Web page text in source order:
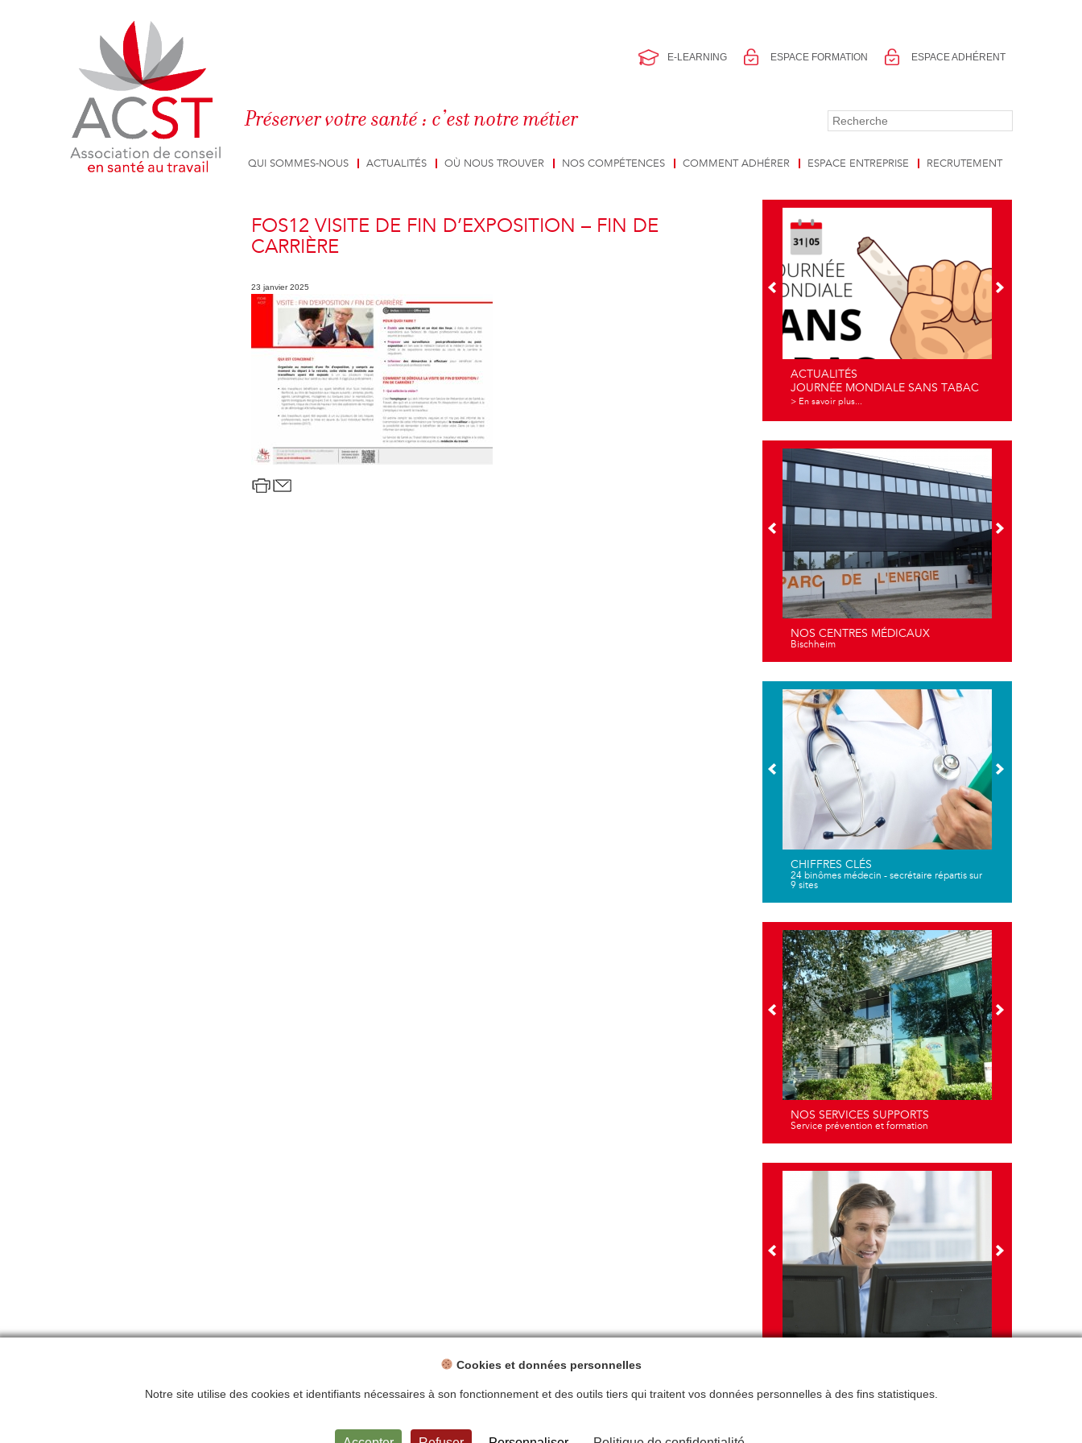
E-LEARNING ESPACE FORMATION ESPACE ADHÉRENT
Préserver votre santé : c’est notre métier
QUI SOMMES-NOUS ACTUALITÉS OÙ NOUS TROUVER NOS COMPÉTENCES COMMENT ADHÉRER ESPACE ENTREPRISE RECRUTEMENT
FOS12 VISITE DE FIN D’EXPOSITION – FIN DE
CARRIÈRE
23 janvier 2025
ACTUALITÉS
JOURNÉE MONDIALE SANS TABAC
> En savoir plus...
NOS CENTRES MÉDICAUX
Bischheim
CHIFFRES CLÉS
24 binômes médecin - secrétaire répartis sur
9 sites
NOS SERVICES SUPPORTS
Service prévention et formation
Mentions légales Politique de confidentialité Plan du site Contact
Cookies et données personnelles
Notre site utilise des cookies et identifiants nécessaires à son fonctionnement et des outils tiers qui traitent vos données personnelles à des fins statistiques.